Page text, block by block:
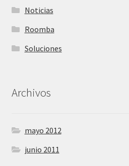
Noticias
Roomba
Soluciones
Archivos
mayo 2012
junio 2011